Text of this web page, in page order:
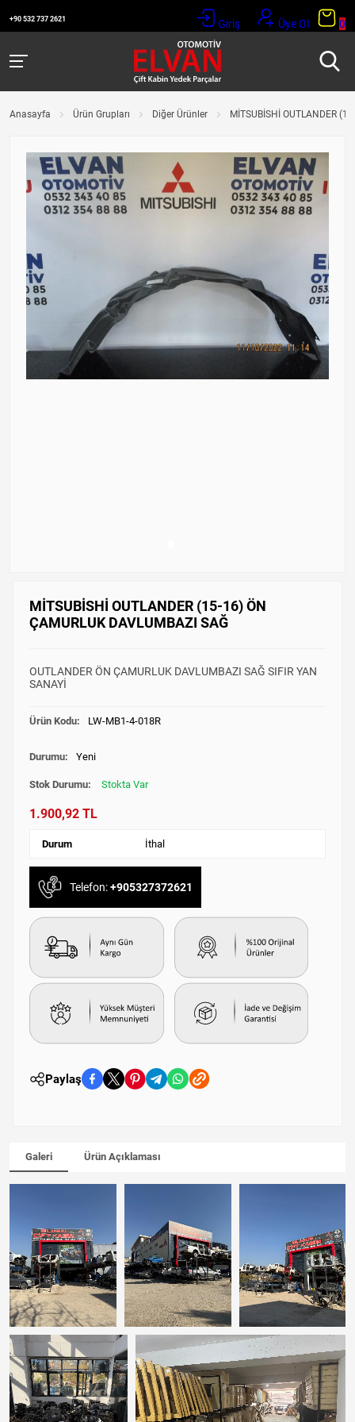
+90 532 737 2621 Giriş Üye Ol 0
Anasayfa Ürün Grupları Diğer Ürünler MİTSUBİSHİ OUTLANDER
MİTSUBİSHİ OUTLANDER (15-16) ÖN
ÇAMURLUK DAVLUMBAZI SAĞ
OUTLANDER ÖN ÇAMURLUK DAVLUMBAZI SAĞ SIFIR YAN
SANAYİ
Ürün Kodu: LW-MB1-4-018R
Durumu: Yeni
Stok Durumu: Stokta Var
1.900,92 TL
Durum İthal
Telefon:+905327372621
Paylaş
Galeri Ürün Açıklaması